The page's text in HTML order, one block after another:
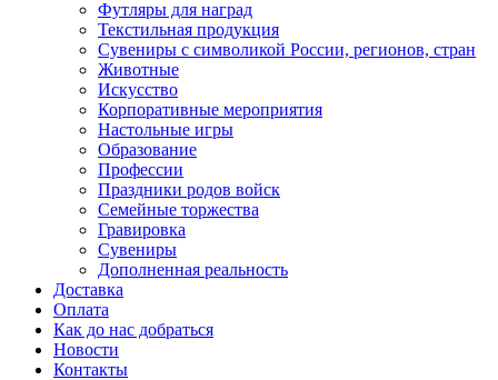
Футляры для наград
Текстильная продукция
Сувениры с символикой России, регионов, стран
Животные
Искусство
Корпоративные мероприятия
Настольные игры
Образование
Профессии
Праздники родов войск
Семейные торжества
Гравировка
Сувениры
Дополненная реальность
Доставка
Оплата
Как до нас добраться
Новости
Контакты